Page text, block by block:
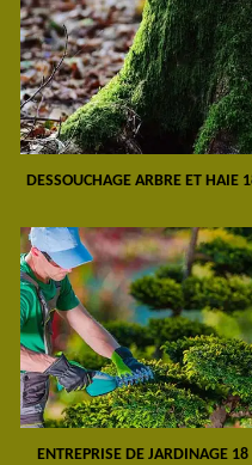
DESSOUCHAGE ARBRE ET HAIE
ENTREPRISE DE JARDINAGE 18